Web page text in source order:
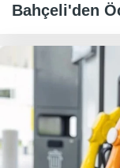
Bahçeli'den